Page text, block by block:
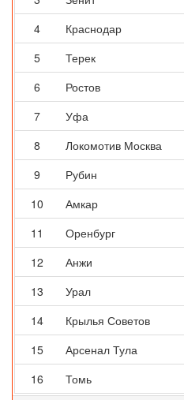
4
Краснодар
5
Терек
6
Ростов
7
Уфа
8
Локомотив Москва
9
Рубин
10
Амкар
11
Оренбург
12
Анжи
13
Урал
14
Крылья Советов
15
Арсенал Тула
16
Томь